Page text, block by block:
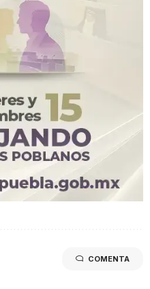
COMENTA